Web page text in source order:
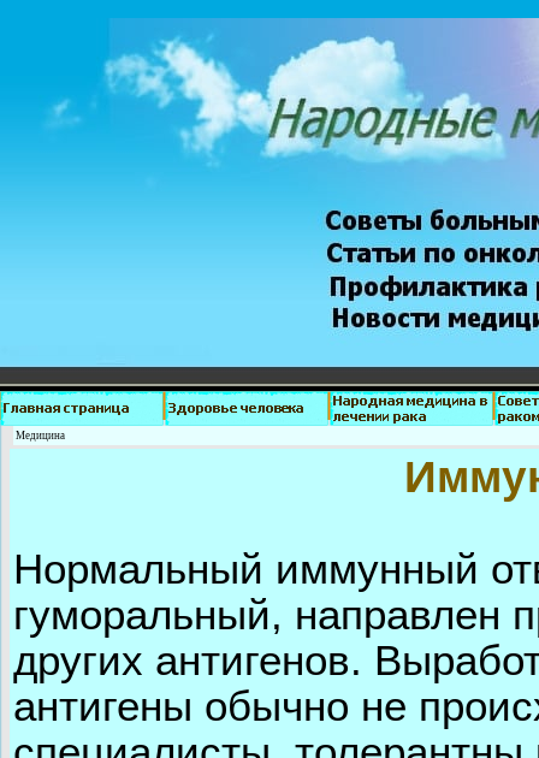
Медицина
Нормальный иммунный
гуморальный, направлен
других антигенов.
антигены обычно не